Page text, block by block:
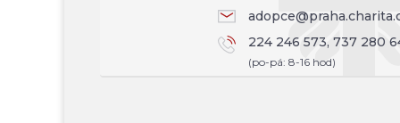
224 246 573, 737 280
(po-pá: 8-16 hod)